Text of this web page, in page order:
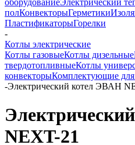
оборудованиеЭлектрический
полКонвекторыГерметики
ПластификаторыГорелки
-
Котлы электрические
Котлы газовыеКотлы дизельные
твердотопливныеКотлы
конвекторыКомплектующие для
-Электрический котел ЭВАН
NEXT-21